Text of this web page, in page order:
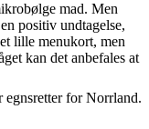
mad. Men
positiv undtagelse,
lille menukort, men
kan det anbefales at
egnsretter for Norrland.